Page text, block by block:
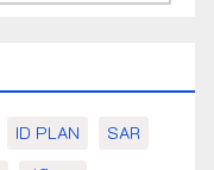
ID PLAN
SAR